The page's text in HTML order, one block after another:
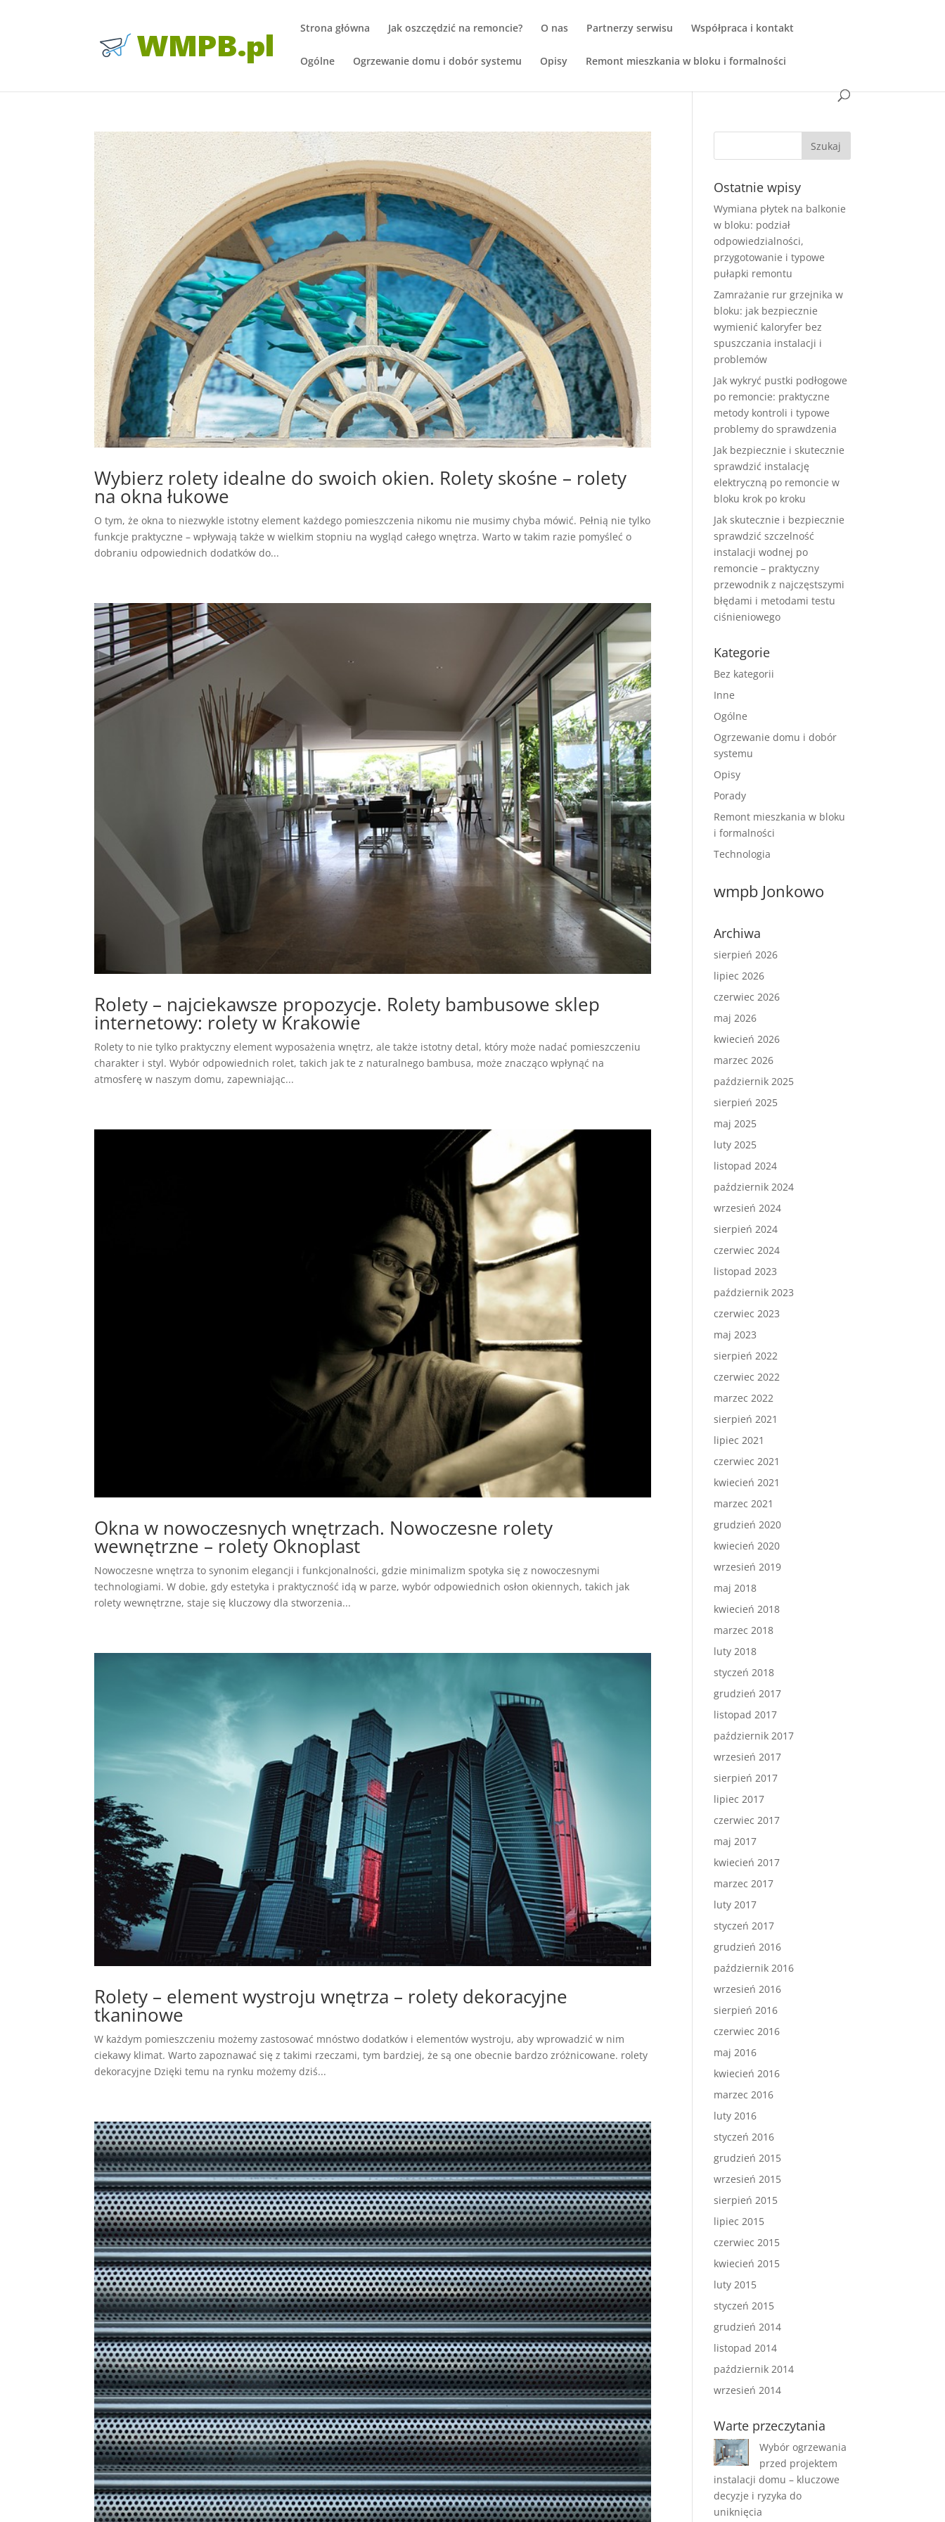
Strona główna Jak oszczędzić na remoncie? O nas Partnerzy serwisu Współpraca i kontakt
Ogólne Ogrzewanie domu i dobór systemu Opisy Remont mieszkania w bloku i formalności
Wybierz rolety idealne do swoich okien. Rolety skośne – rolety
na okna łukowe
O tym, że okna to niezwykle istotny element każdego pomieszczenia nikomu nie musimy chyba mówić. Pełnią nie tylko
funkcje praktyczne – wpływają także w wielkim stopniu na wygląd całego wnętrza. Warto w takim razie pomyśleć o
dobraniu odpowiednich dodatków do...
Rolety – najciekawsze propozycje. Rolety bambusowe sklep
internetowy: rolety w Krakowie
Rolety to nie tylko praktyczny element wyposażenia wnętrz, ale także istotny detal, który może nadać pomieszczeniu
charakter i styl. Wybór odpowiednich rolet, takich jak te z naturalnego bambusa, może znacząco wpłynąć na
atmosferę w naszym domu, zapewniając...
Okna w nowoczesnych wnętrzach. Nowoczesne rolety
wewnętrzne – rolety Oknoplast
Nowoczesne wnętrza to synonim elegancji i funkcjonalności, gdzie minimalizm spotyka się z nowoczesnymi
technologiami. W dobie, gdy estetyka i praktyczność idą w parze, wybór odpowiednich osłon okiennych, takich jak
rolety wewnętrzne, staje się kluczowy dla stworzenia...
Rolety – element wystroju wnętrza – rolety dekoracyjne
tkaninowe
W każdym pomieszczeniu możemy zastosować mnóstwo dodatków i elementów wystroju, aby wprowadzić w nim
ciekawy klimat. Warto zapoznawać się z takimi rzeczami, tym bardziej, że są one obecnie bardzo zróżnicowane. rolety
dekoracyjne Dzięki temu na rynku możemy dziś...
Ostatnie wpisy
Wymiana płytek na balkonie
w bloku: podział
odpowiedzialności,
przygotowanie i typowe
pułapki remontu
Zamrażanie rur grzejnika w
bloku: jak bezpiecznie
wymienić kaloryfer bez
spuszczania instalacji i
problemów
Jak wykryć pustki podłogowe
po remoncie: praktyczne
metody kontroli i typowe
problemy do sprawdzenia
Jak bezpiecznie i skutecznie
sprawdzić instalację
elektryczną po remoncie w
bloku krok po kroku
Jak skutecznie i bezpiecznie
sprawdzić szczelność
instalacji wodnej po
remoncie – praktyczny
przewodnik z najczęstszymi
błędami i metodami testu
ciśnieniowego
Kategorie
Bez kategorii
Inne
Ogólne
Ogrzewanie domu i dobór
systemu
Opisy
Porady
Remont mieszkania w bloku
i formalności
Technologia
wmpb Jonkowo
Archiwa
sierpień 2026
lipiec 2026
czerwiec 2026
maj 2026
kwiecień 2026
marzec 2026
październik 2025
sierpień 2025
maj 2025
luty 2025
listopad 2024
październik 2024
wrzesień 2024
sierpień 2024
czerwiec 2024
listopad 2023
październik 2023
czerwiec 2023
maj 2023
sierpień 2022
czerwiec 2022
marzec 2022
sierpień 2021
lipiec 2021
czerwiec 2021
kwiecień 2021
marzec 2021
grudzień 2020
kwiecień 2020
wrzesień 2019
maj 2018
kwiecień 2018
marzec 2018
luty 2018
styczeń 2018
grudzień 2017
listopad 2017
październik 2017
wrzesień 2017
sierpień 2017
lipiec 2017
czerwiec 2017
maj 2017
kwiecień 2017
marzec 2017
luty 2017
styczeń 2017
grudzień 2016
październik 2016
wrzesień 2016
sierpień 2016
czerwiec 2016
maj 2016
kwiecień 2016
marzec 2016
luty 2016
styczeń 2016
grudzień 2015
wrzesień 2015
sierpień 2015
lipiec 2015
czerwiec 2015
kwiecień 2015
luty 2015
styczeń 2015
grudzień 2014
listopad 2014
październik 2014
wrzesień 2014
Warte przeczytania
Wybór ogrzewania
przed projektem
instalacji domu – kluczowe
decyzje i ryzyka do
uniknięcia